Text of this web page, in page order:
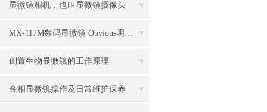
显微镜相机，也叫显微镜摄像头
MX-117M数码显微镜 Obvious明显品牌值得推荐
倒置生物显微镜的工作原理
金相显微镜操作及日常维护保养